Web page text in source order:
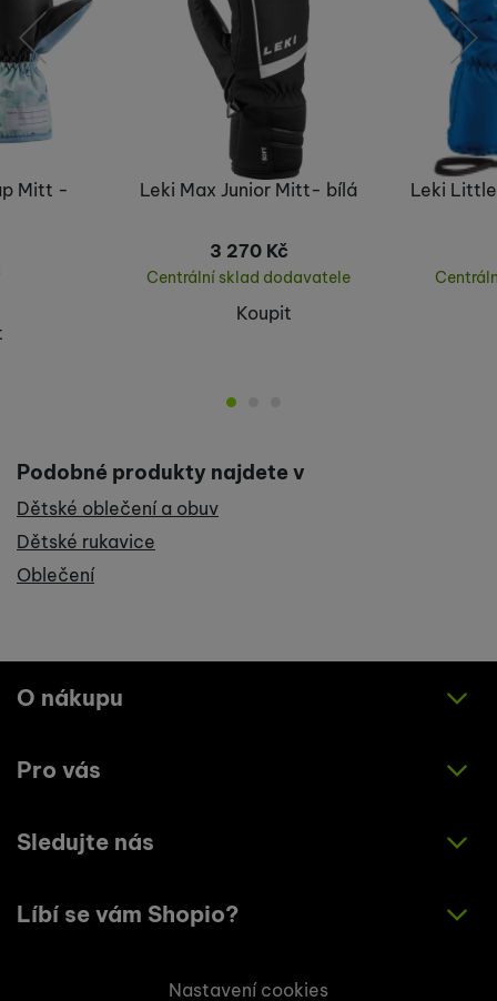
předchozí následující
Leki Max Junior Mitt- bílá
3 270 Kč
Centrální sklad dodavatele
Koupit
Leki
Mitt -
Podobné produkty najdete v
Dětské oblečení a obuv
Dětské rukavice
Oblečení
O nákupu
Jak nakupovat
Zásady ochrany osobních údajů
Pro vás
O nás
Sledujte nás
Instagram
Líbí se vám Shopio?
Nastavení cookies